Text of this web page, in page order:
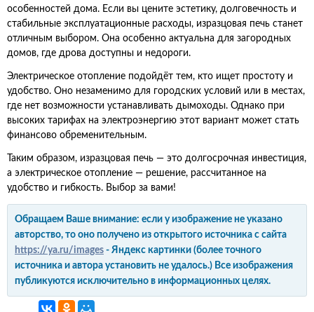
особенностей дома. Если вы цените эстетику, долговечность и
стабильные эксплуатационные расходы, изразцовая печь станет
отличным выбором. Она особенно актуальна для загородных
домов, где дрова доступны и недороги.
Электрическое отопление подойдёт тем, кто ищет простоту и
удобство. Оно незаменимо для городских условий или в местах,
где нет возможности устанавливать дымоходы. Однако при
высоких тарифах на электроэнергию этот вариант может стать
финансово обременительным.
Таким образом, изразцовая печь — это долгосрочная инвестиция,
а электрическое отопление — решение, рассчитанное на
удобство и гибкость. Выбор за вами!
Обращаем Ваше внимание: если у изображение не указано
авторство, то оно получено из открытого источника с сайта
https://ya.ru/images - Яндекс картинки (более точного
источника и автора установить не удалось.) Все изображения
публикуются исключительно в информационных целях.